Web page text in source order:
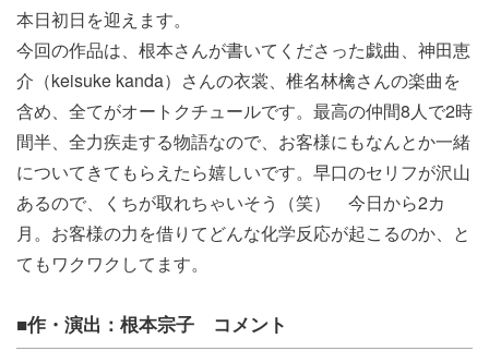
本日初日を迎えます。
今回の作品は、根本さんが書いてくださった戯曲、神田恵
介（keisuke kanda）さんの衣裳、椎名林檎さんの楽曲を
含め、 全てがオートクチュールです。最高の仲間8人で2時
間半、 全力疾走する物語なので、 お客様にもなんとか一緒
についてきてもらえたら嬉しいです。 早口のセリフが沢山
あるので、くちが取れちゃいそう（笑） 今日から2カ
月。 お客様の力を借りてどんな化学反応が起こるのか、 と
てもワクワクしてます。
■作・演出：根本宗子 コメント